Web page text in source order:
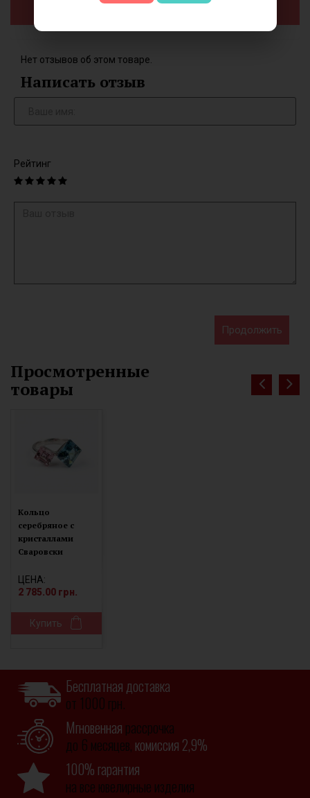
Нет отзывов об этом товаре.
Написать отзыв
Рейтинг
Продолжить
Просмотренные
товары
Кольцо
серебряное с
кристаллами
Сваровски
ЦЕНА:
2 785.00 грн.
Купить
Бесплатная доставка
от 1000 грн.
Мгновенная рассрочка
до 6 месяцев, комиссия 2,9%
100% гарантия
на все ювелирные изделия